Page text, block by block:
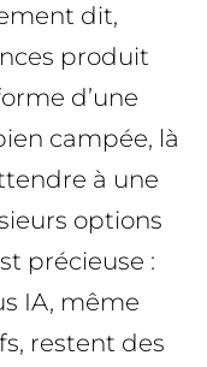
dit,
produit
d’une
campée, là
à une
options
précieuse :
IA, même
restent des